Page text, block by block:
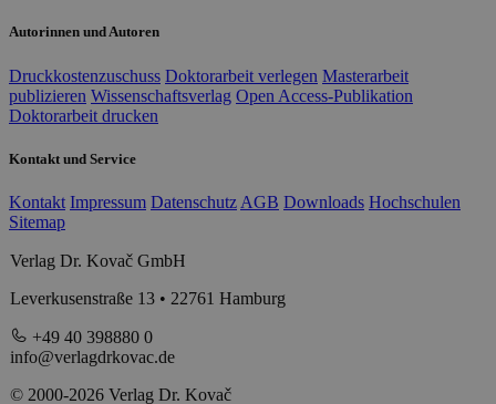
Autorinnen und Autoren
Druckkostenzuschuss Doktorarbeit verlegen Masterarbeit
publizieren Wissenschaftsverlag Open Access-Publikation
Doktorarbeit drucken
Kontakt und Service
Kontakt Impressum Datenschutz AGB Downloads Hochschulen
Sitemap
Verlag Dr. Kovač GmbH
Leverkusenstraße 13 • 22761 Hamburg
+49 40 398880 0
info@verlagdrkovac.de
© 2000-2026 Verlag Dr. Kovač